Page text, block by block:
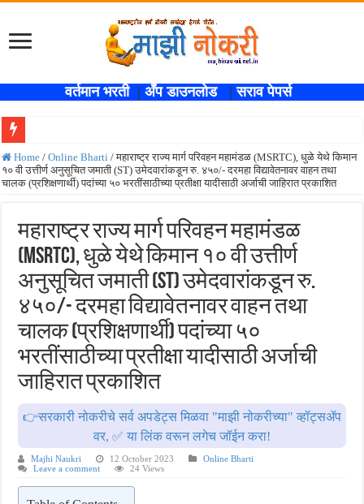
वर्तमान भरती | अँप डाउनलोड |सराव पेपर्स
खुशखबर !! SBI बँकेत १ हजार ५३८ लिपिक पदांची भरती ,नवीन जाहिरात प्रकाशित; लगेच अर्ज
कोकण रेल्वेत विविध पदांची भरती होणार , एकूण रिक्त जागा २०२ ; लगेच अर्ज करा !
सरकारी नोकरीची संधी ! पुणे जिल्हा मध्यवर्ती बँकेत २८९ शिपाई पदांची भरती सुरु; पात्रता १२वी
JEE च्या परीक्षेप्रमाणे NEET ची परीक्षा दोन टप्प्यामध्ये होणार ; केंद्र सरकारचे सर्वोच्च
MPSC गट -क पूर्व परीक्षेचा अर्ज करण्यासाठी मुदतवाढ ; १० ऑगस्ट २०२६ अंतिम तारीख !
सर्वोच्च न्यायालयाचा निर्णय ! पदवीधर वेतनश्रेणी पुन्हा थांबली ; शिक्षकांना धाकधूक ! Teacher
IBPS द्वारे ११४०३ कलर्क पदांची मोठी भरती ; बँकेत काम करण्याची सुवर्ण संधी ! IBPS Bharti
महाराष्ट्रात अभियांत्रिकी प्रवेशासाठी तब्बल २ लाख १६ हजार जागा उपलब्ध ! Engineering
खुशखबर ! नागपूर विद्यापीठ मध्ये १३९ सहायक प्राध्यापक पदांची भरती सुरु ! Nagpur
Home / Online Bharti / महाराष्ट्र राज्य मार्ग परिवहन महामंडळ (MSRTC), धुळे येथे किमान
१० वी उत्तीर्ण अनुसूचित जमाती (ST) उमेदवारांकडून रु. ४५०/- दरमहा विद्यावेतनावर वाहन तथा
चालक (प्रशिक्षणार्थी) पदांच्या ५० भरतींसाठीच्या प्रतीक्षा यादीसाठी अर्जाची जाहिरात प्रकाशित
महाराष्ट्र राज्य मार्ग परिवहन महामंडळ
(MSRTC), धुळे येथे किमान १० वी उत्तीर्ण
अनुसूचित जमाती (ST) उमेदवारांकडून रु.
४५०/- दरमहा विद्यावेतनावर वाहन तथा
चालक (प्रशिक्षणार्थी) पदांच्या ५०
भरतींसाठीच्या प्रतीक्षा यादीसाठी अर्जाची
जाहिरात प्रकाशित
👉सरकारी नोकरीचे सर्व अपडेट्स मिळवा "माझी नोकरीच्या" व्हॉट्सॲप
वर, ✅ या लिंक वरून लगेच जॉईन करा!
Majhi Naukri 12 October 2023
Online Bharti
Leave a comment
24 Views